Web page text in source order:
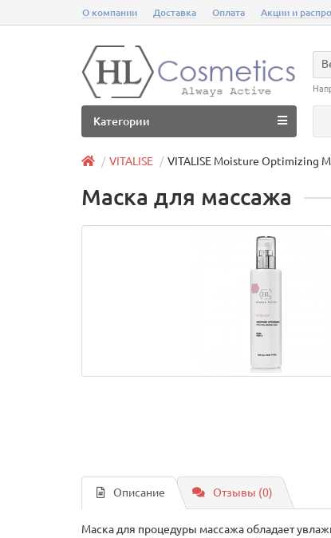
О компании Доставка Оплата Акции и
Категории
VITALISE VITALISE Moisture Optimizing
Маска для массажа
Описание Отзывы (0)
Маска для процедуры массажа обладает